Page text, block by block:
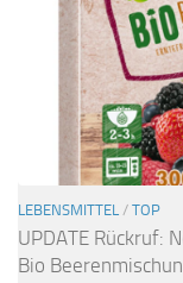
LEBENSMITTEL / TOP
UPDATE Rückruf:
Bio